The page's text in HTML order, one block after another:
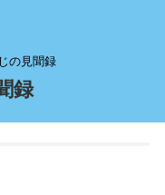
の見聞録
録